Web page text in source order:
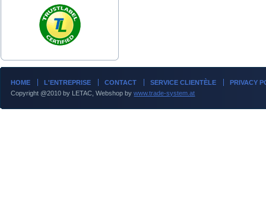
HOME L'ENTREPRISE CONTACT SERVICE CLIENTÈLE
PRIVACY
Copyright @2010 by LETAC, Webshop bywww.trade-system.at